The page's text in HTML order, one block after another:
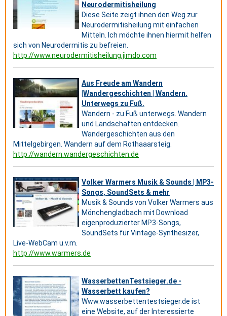
Neurodermitisheilung
Diese Seite zeigt ihnen den Weg zur
Neurodermitisheilung mit einfachen
Mitteln. Ich möchte ihnen hiermit helfen
sich von Neurodermitis zu befreien.
http://www.neurodermitisheilung.jimdo.com
Aus Freude am Wandern
|Wandergeschichten | Wandern.
Unterwegs zu Fuß.
Wandern - zu Fuß unterwegs. Wandern
und Landschaften entdecken.
Wandergeschichten aus den
Mittelgebirgen. Wandern auf dem Rothaaarsteig.
http://wandern.wandergeschichten.de
Volker Warmers Musik & Sounds | MP3-
Songs, SoundSets & mehr
Musik & Sounds von Volker Warmers aus
Mönchengladbach mit Download
eigenproduzierter MP3-Songs,
SoundSets für Vintage-Synthesizer,
Live-WebCam u.v.m.
http://www.warmers.de
WasserbettenTestsieger.de -
Wasserbett kaufen?
Www.wasserbettentestsieger.de ist
eine Website, auf der Interessierte